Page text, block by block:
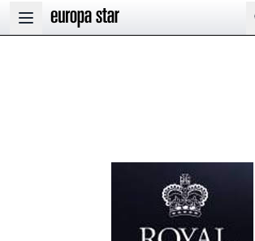
Open main menu